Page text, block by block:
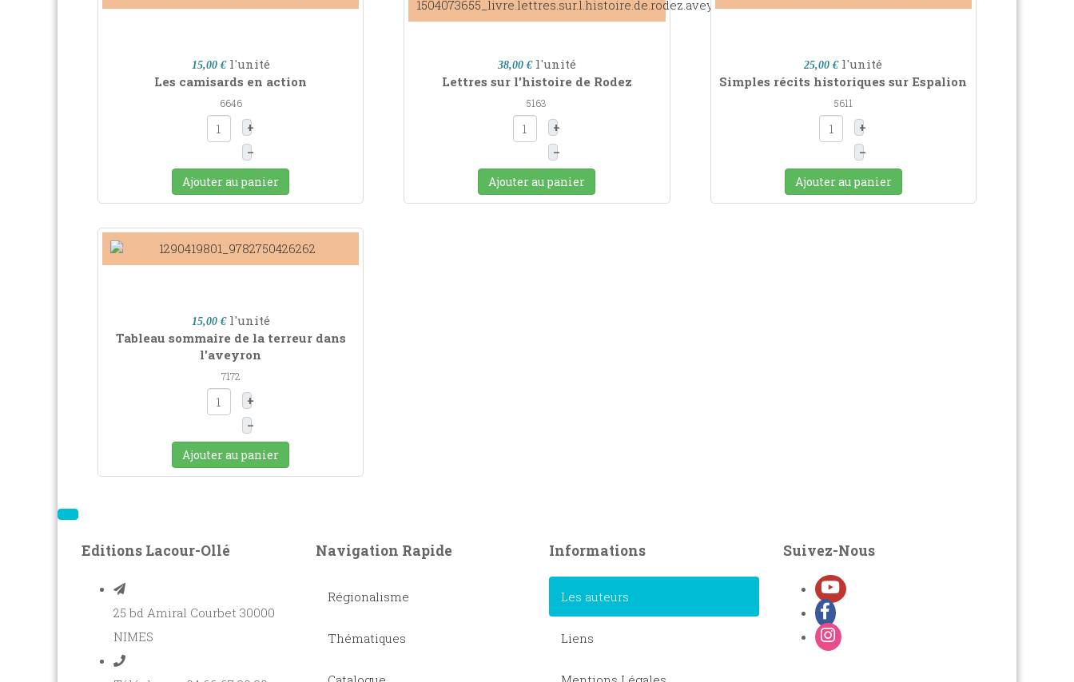
15,00 € l'unité
Les camisards en action
6646
+
–
Ajouter au panier
38,00 € l'unité
Lettres sur l'histoire de Rodez
5163
+
–
Ajouter au panier
25,00 € l'unité
Simples récits historiques sur Espalion
5611
+
–
Ajouter au panier
15,00 € l'unité
Tableau sommaire de la terreur dans
l'aveyron
7172
+
–
Ajouter au panier
Editions Lacour-Ollé
25 bd Amiral Courbet 30000
NIMES
Navigation Rapide
Régionalisme
Thématiques
Informations
Les auteurs
Liens
Suivez-Nous